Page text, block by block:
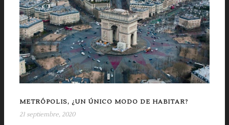
METRÓPOLIS, ¿UN ÚNICO MODO DE HABITAR?
21 septiembre, 2020